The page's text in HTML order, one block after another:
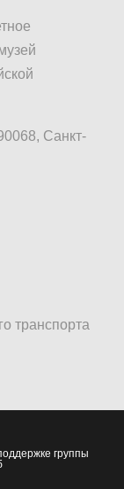
Санкт-
транспорта
группы